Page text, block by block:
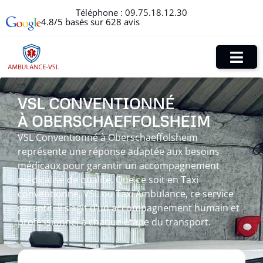
Téléphone : 09.75.18.12.30
4.8/5 basés sur 628 avis
VSL CONVENTIONNÉ
À OBERSCHAEFFOLSHEIM
VSL Conventionné à Oberschaeffolsheim
représente une réponse adaptée aux besoins
médicaux pour garantir un accompagnement
médicalisé de qualité. Que ce soit en Taxi
conventionné, VSL ou Taxi Ambulance, ce service
garantit. Il s’agit d’un accompagnement humain et
professionnel à chaque étape du transport.